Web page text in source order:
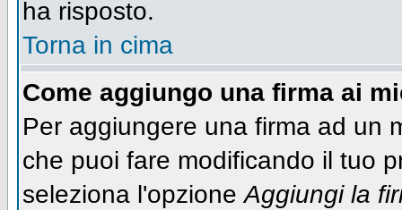
ha risposto.
Torna in cima
Come aggiungo una firma ai
Per aggiungere una firma ad un
che puoi fare modificando il tuo
seleziona l'opzioneAggiungi la